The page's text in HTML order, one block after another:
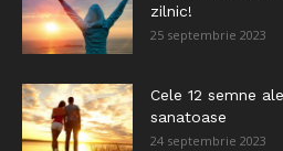
zilnic!
25 septembrie 2023
Cele 12 semne
sanatoase
24 septembrie 2023